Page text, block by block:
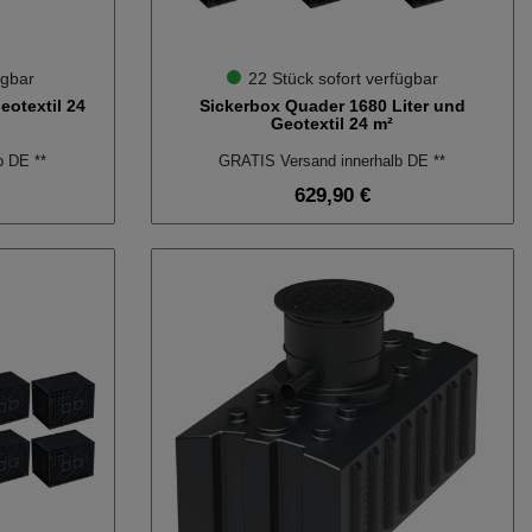
24
DE **
22 Stück sofort verfügbar
Sickerbox Quader 1680 Liter und
Geotextil 24 m²
GRATIS Versand innerhalb DE **
629,90 €